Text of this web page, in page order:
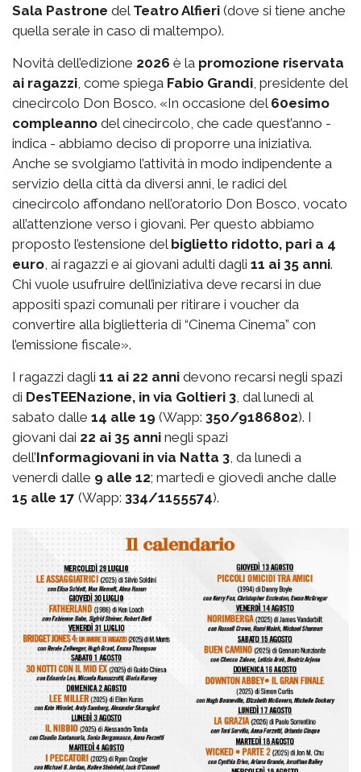
Sala Pastrone del Teatro Alfieri (dove si tiene anche
quella serale in caso di maltempo).
Novità dell’edizione 2026 è la promozione riservata
ai ragazzi, come spiega Fabio Grandi, presidente del
cinecircolo Don Bosco. «In occasione del 60esimo
compleanno del cinecircolo, che cade quest’anno -
indica - abbiamo deciso di proporre una iniziativa.
Anche se svolgiamo l’attività in modo indipendente a
servizio della città da diversi anni, le radici del
cinecircolo affondano nell’oratorio Don Bosco, vocato
all’attenzione verso i giovani. Per questo abbiamo
proposto l’estensione del biglietto ridotto, pari a 4
euro, ai ragazzi e ai giovani adulti dagli 11 ai 35 anni.
Chi vuole usufruire dell’iniziativa deve recarsi in due
appositi spazi comunali per ritirare i voucher da
convertire alla biglietteria di “Cinema Cinema” con
l’emissione fiscale».
I ragazzi dagli 11 ai 22 anni devono recarsi negli spazi
di DesTEENazione, in via Goltieri 3, dal lunedì al
sabato dalle 14 alle 19 (Wapp: 350/9186802). I
giovani dai 22 ai 35 anni negli spazi
dell’Informagiovani in via Natta 3, da lunedì a
venerdì dalle 9 alle 12; martedì e giovedì anche dalle
15 alle 17 (Wapp: 334/1155574).